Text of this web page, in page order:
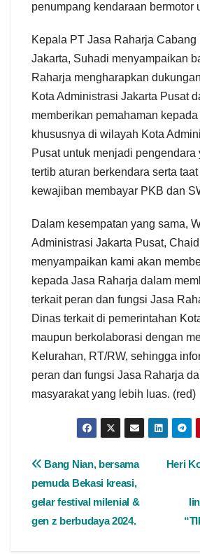
penumpang kendaraan bermotor
Kepala PT Jasa Raharja Cabang
Jakarta, Suhadi menyampaikan
Raharja mengharapkan
Kota Administrasi Jakarta Pusat
memberikan pemahaman
khususnya di wilayah Kota
Pusat untuk menjadi pengendara
tertib aturan berkendara serta
kewajiban membayar PKB dan
Dalam kesempatan yang sama,
Administrasi Jakarta Pusat,
menyampaikan kami akan
kepada Jasa Raharja dalam
terkait peran dan fungsi Jasa
Dinas terkait di pemerintahan
maupun berkolaborasi dengan
Kelurahan, RT/RW, sehingga
peran dan fungsi Jasa Raharja
masyarakat yang lebih luas. (red)
Heri
Bang Nian, bersama
pemuda Bekasi kreasi,
gelar festival milenial &
gen z berbudaya 2024.